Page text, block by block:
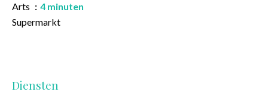
Arts
4 minuten
Supermarkt
Diensten